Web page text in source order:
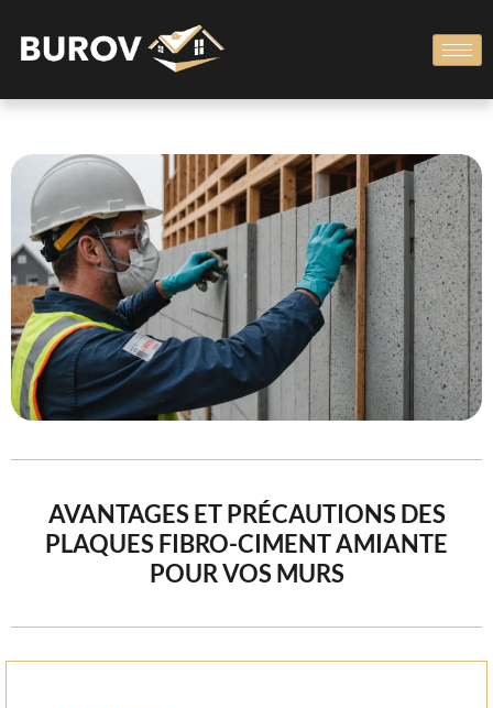
AVANTAGES ET PRÉCAUTIONS DES
PLAQUES FIBRO-CIMENT AMIANTE
POUR VOS MURS